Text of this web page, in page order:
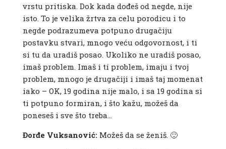
vrstu pritiska. Dok kada dođeš od negde, nije
isto. To je velika žrtva za celu porodicu i to
negde podrazumeva potpuno drugačiju
postavku stvari, mnogo veću odgovornost, i ti
si tu da uradiš posao. Ukoliko ne uradiš posao,
imaš problem. Imaš i ti problem, imaju i tvoj
problem, mnogo je drugačiji i imaš taj momenat
iako – OK, 19 godina nije malo, i sa 19 godina si
ti potpuno formiran, i što kažu, možeš da
poneseš i sve što treba…
Đorđe Vuksanović:Možeš da se ženiš. 🙂